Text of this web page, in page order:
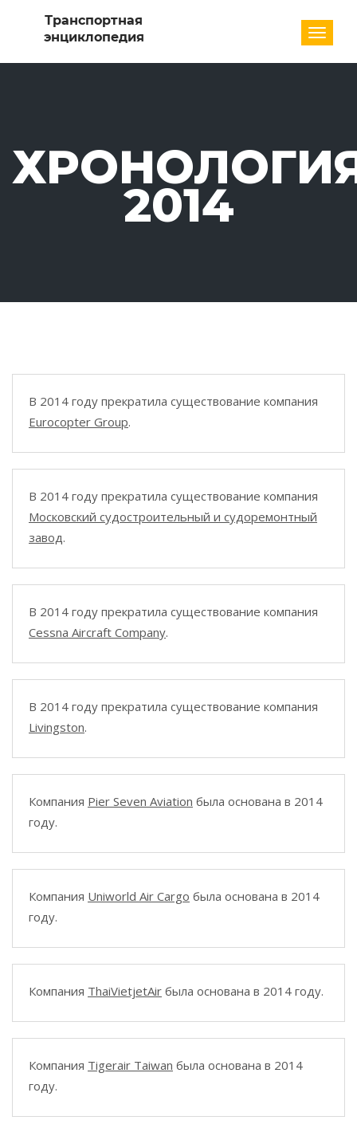
2014
В 2014 году прекратила существование компания
Eurocopter Group.
В 2014 году прекратила существование компания
Московский судостроительный и судоремонтный
завод.
В 2014 году прекратила существование компания
Cessna Aircraft Company.
В 2014 году прекратила существование компания
Livingston.
Компания Pier Seven Aviation была основана в 2014
году.
Компания Uniworld Air Cargo была основана в 2014
году.
Компания ThaiVietjetAir была основана в 2014 году.
Компания Tigerair Taiwan была основана в 2014
году.